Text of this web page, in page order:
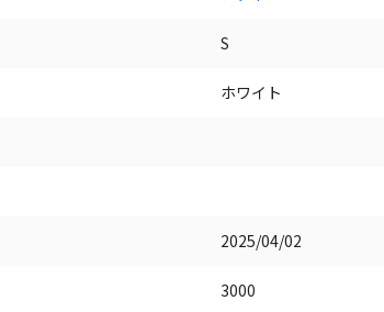
S
ホワイト
2025/04/02
3000